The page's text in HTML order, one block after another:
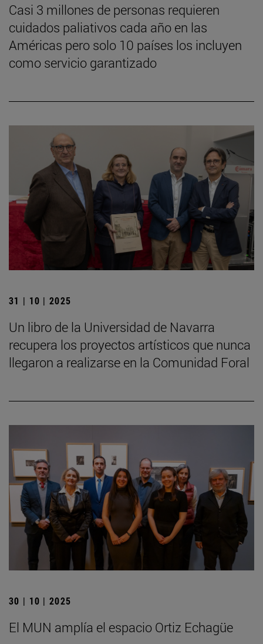
Casi 3 millones de personas requieren
cuidados paliativos cada año en las
Américas pero solo 10 países los incluyen
como servicio garantizado
31 | 10 | 2025
Un libro de la Universidad de Navarra
recupera los proyectos artísticos que nunca
llegaron a realizarse en la Comunidad Foral
30 | 10 | 2025
El MUN amplía el espacio Ortiz Echagüe